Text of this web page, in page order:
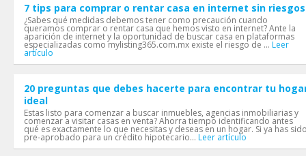
7 tips para comprar o rentar casa en internet sin riesgos
¿Sabes qué medidas debemos tener como precaución cuando
queramos comprar o rentar casa que hemos visto en internet? Ante la
aparición de internet y la oportunidad de buscar casa en plataformas
especializadas como mylisting365.com.mx existe el riesgo de ... Leer
artículo
20 preguntas que debes hacerte para encontrar tu
ideal
Estas listo para comenzar a buscar inmuebles, agencias inmobiliarias y
comenzar a visitar casas en venta? Ahorra tiempo identificando antes
qué es exactamente lo que necesitas y deseas en un hogar. Si ya has
pre-aprobado para un crédito hipotecario... Leer artículo